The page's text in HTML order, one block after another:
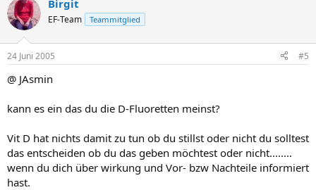
Birgit
EF-Team Teammitglied
24 Juni 2005 #5
@ JAsmin
kann es ein das du die D-Fluoretten meinst?
Vit D hat nichts damit zu tun ob du stillst oder nicht du solltest
das entscheiden ob du das geben möchtest oder nicht........
wenn du dich über wirkung und Vor- bzw Nachteile informiert
hast.